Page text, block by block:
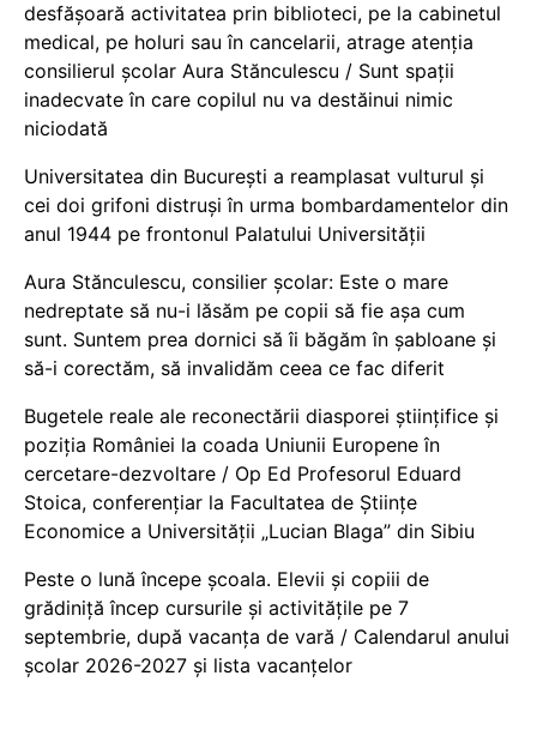
desfășoară activitatea prin biblioteci, pe la cabinetul
medical, pe holuri sau în cancelarii, atrage atenția
consilierul școlar Aura Stănculescu / Sunt spații
inadecvate în care copilul nu va destăinui nimic
niciodată
Universitatea din București a reamplasat vulturul și
cei doi grifoni distruși în urma bombardamentelor din
anul 1944 pe frontonul Palatului Universității
Aura Stănculescu, consilier școlar: Este o mare
nedreptate să nu-i lăsăm pe copii să fie așa cum
sunt. Suntem prea dornici să îi băgăm în șabloane și
să-i corectăm, să invalidăm ceea ce fac diferit
Bugetele reale ale reconectării diasporei științifice și
poziția României la coada Uniunii Europene în
cercetare-dezvoltare / Op Ed Profesorul Eduard
Stoica, conferențiar la Facultatea de Științe
Economice a Universității „Lucian Blaga” din Sibiu
Peste o lună începe școala. Elevii și copiii de
grădiniță încep cursurile și activitățile pe 7
septembrie, după vacanța de vară / Calendarul anului
școlar 2026-2027 și lista vacanțelor